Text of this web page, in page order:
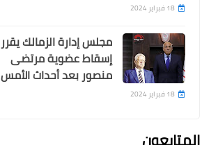
18 فبراير 2024
مجلس إدارة الزمالك يقرر
إسقاط عضوية مرتضى
منصور بعد أحداث الأمس
18 فبراير 2024
Egypt
ابراهيم فايق يفجر مفاجأة
بشأن مشاركة زيزو و امام